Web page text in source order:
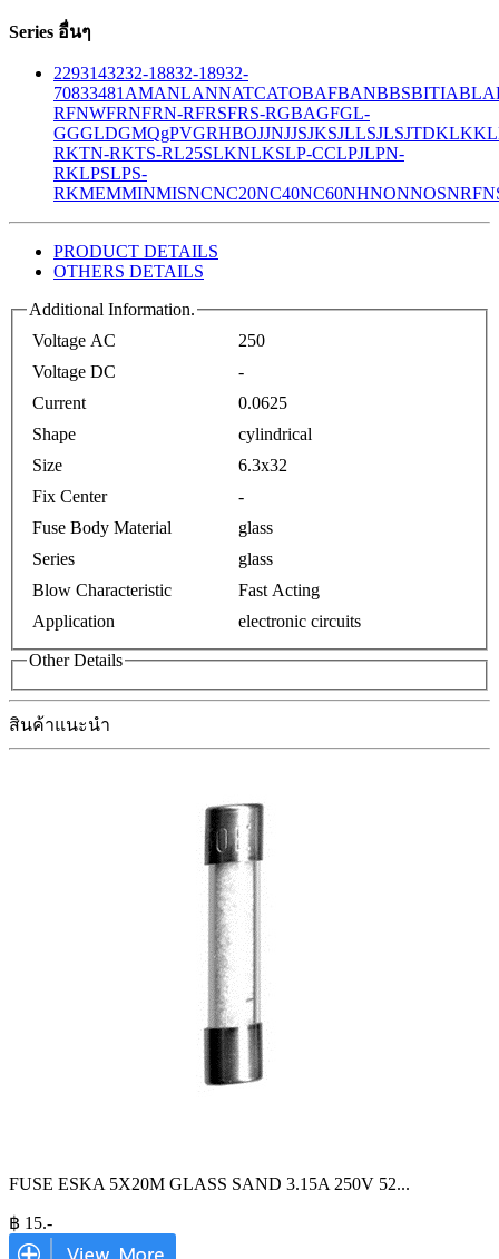
Series อื่นๆ
2293143232-18832-18932-
70833481 AMANLANNATCATOBAFBANBBSBITIABLA
RFNWFRNFRN-RFRSFRS-RGBAGFGL-
GGGLDGMQgPVGRHBOJJNJJSJKSJLLSJLSJTDKLK
RKTN-RKTS-RL25SLKNLKSLP-CCLPJLPN-
RKLPSLPS-
RKMEMMINMISNCNC20NC40NC60NHNONNOSNRF
PRODUCT DETAILS
OTHERS DETAILS
Additional Information.
Voltage AC
250
Voltage DC
-
Current
0.0625
Shape
cylindrical
Size
6.3x32
Fix Center
-
Fuse Body Material
glass
Series
glass
Blow Characteristic
Fast Acting
Application
electronic circuits
Other Details
สินค้าแนะนำ
FUSE ESKA 5X20M GLASS SAND 3.15A 250V 52...
฿ 15.-